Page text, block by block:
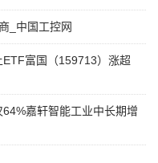
_中国工控网
富国（159713）涨超
嘉轩智能工业中长期增